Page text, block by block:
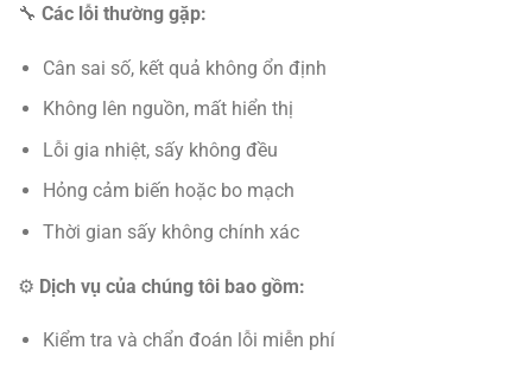
🔧 Các lỗi thường gặp:
Cân sai số, kết quả không ổn định
Không lên nguồn, mất hiển thị
Lỗi gia nhiệt, sấy không đều
Hỏng cảm biến hoặc bo mạch
Thời gian sấy không chính xác
⚙️ Dịch vụ của chúng tôi bao gồm:
Kiểm tra và chẩn đoán lỗi miễn phí